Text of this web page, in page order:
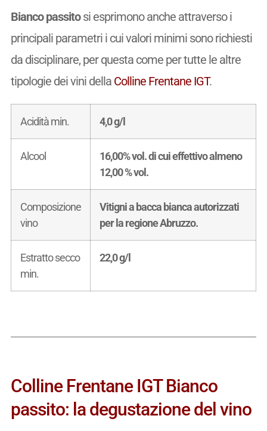
Bianco passitosi esprimono anche attraverso i
principali parametri i cui valori minimi sono richiesti
da disciplinare, per questa come per tutte le altre
tipologie dei vini della Colline Frentane IGT.
Acidità min. 4,0 g/l
Alcool
16,00% vol. di cui effettivo almeno
12,00 % vol.
Composizione
vino
Vitigni a bacca bianca autorizzati
per la regione Abruzzo.
Estratto secco
min.
22,0 g/l
Colline Frentane IGT Bianco
passito: la degustazione del vino